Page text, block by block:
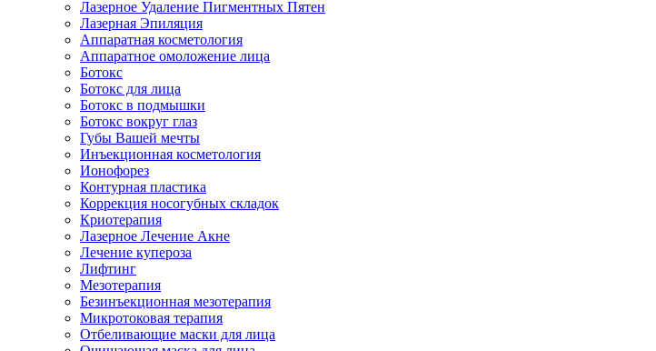
Лазерное Удаление Пигментных Пятен
Лазерная Эпиляция
Аппаратная косметология
Аппаратное омоложение лица
Ботокс
Ботокс для лица
Ботокс в подмышки
Ботокс вокруг глаз
Губы Вашей мечты
Инъекционная косметология
Ионофорез
Контурная пластика
Коррекция носогубных складок
Криотерапия
Лазерное Лечение Акне
Лечение купероза
Лифтинг
Мезотерапия
Безинъекционная мезотерапия
Микротоковая терапия
Отбеливающие маски для лица